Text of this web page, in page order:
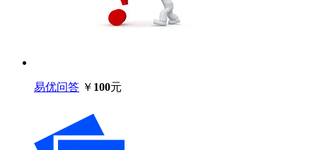
易优问答 ￥ 100元